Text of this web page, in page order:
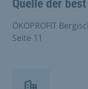
Quelle der
ÖKOPROFIT
Seite 11